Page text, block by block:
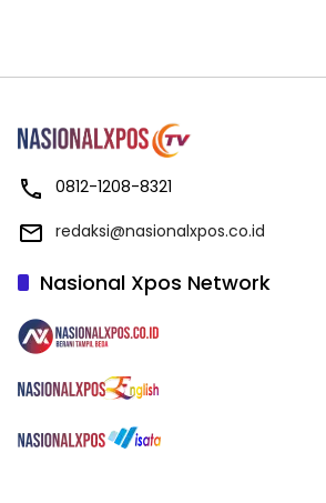
0812-1208-8321
redaksi@nasionalxpos.co.id
Nasional Xpos Network